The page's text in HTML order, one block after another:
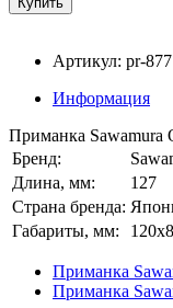
Артикул: pr-
Информация
Приманка Sawamura
Бренд:
Длина, мм:
127
Страна бренда:
Габариты, мм:
Приманка
Приманка